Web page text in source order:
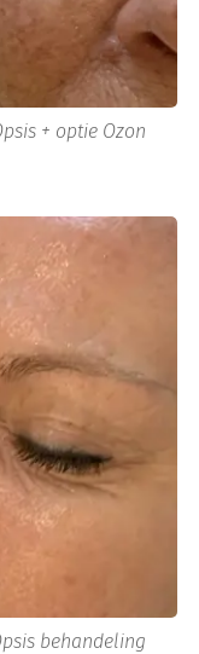
+ optie Ozon
behandeling